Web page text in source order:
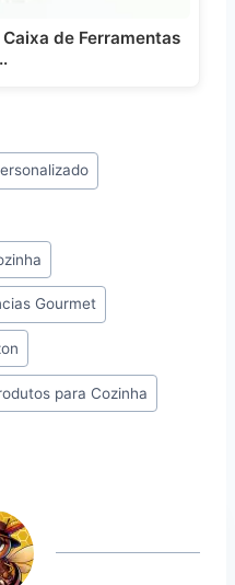
de Ferramentas
Gourmet
para Cozinha